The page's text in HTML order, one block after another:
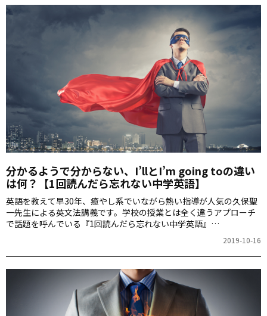
分かるようで分からない、I’llとI’m going toの違い
は何？【1回読んだら忘れない中学英語】
英語を教えて早30年、癒やし系でいながら熱い指導が人気の久保聖
一先生による英文法講義です。学校の授業とは全く違うアプローチ
で話題を呼んでいる『1回読んだら忘れない中学英語』
（KADOKAWA）のエッセンスをぎゅっと詰め込んだ連載。今回は、
I’llとI’m going to、canとbe able toの違いにクローズアップしま
す。
2019-10-16